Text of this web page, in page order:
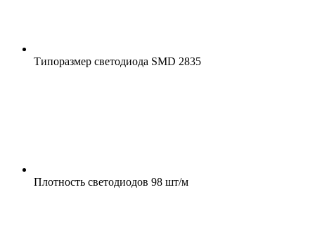
Типоразмер светодиода SMD 2835
Плотность светодиодов 98 шт/м